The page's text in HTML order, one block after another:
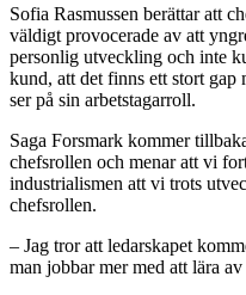
Sofia Rasmussen berättar att
väldigt provocerade av att
personlig utveckling och inte
kund, att det finns ett stort gap
ser på sin arbetstagarroll.
Saga Forsmark kommer
chefsrollen och menar att vi
industrialismen att vi trots
chefsrollen.
– Jag tror att ledarskapet
man jobbar mer med att lära